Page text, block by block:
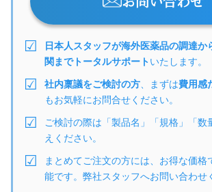
日本人スタッフが海外医薬品の調達か
関までトータルサポートいたします。
社内稟議をご検討の方 、まずは費用感
もお気軽にお問合せください。
ご検討の際は「製品名」「規格」「数
えください。
まとめてご注文の方には、お得な価格
能です。弊社スタッフへお問い合わせ